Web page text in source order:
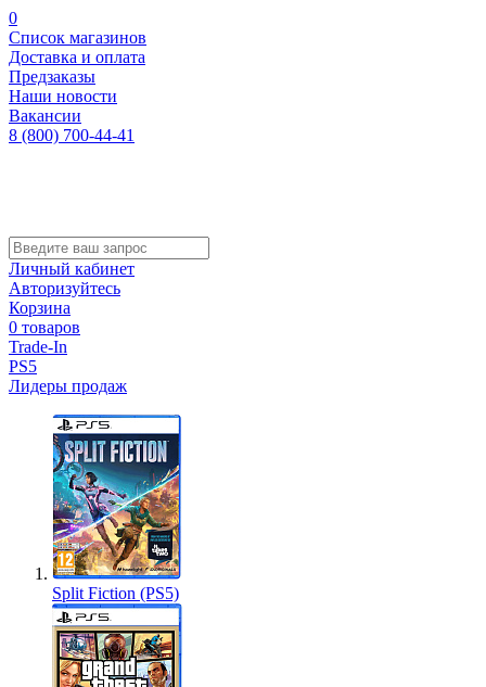
0
Список магазинов
Доставка и оплата
Предзаказы
Наши новости
Вакансии
8 (800) 700-44-41
Личный кабинет
Авторизуйтесь
Корзина
0 товаров
Trade-In
PS5
Лидеры продаж
Split Fiction (PS5)